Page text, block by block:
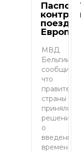
поездах
Европы
МВД
Бельгии
сообщила,
что
страны
приняло
решение
о
введение